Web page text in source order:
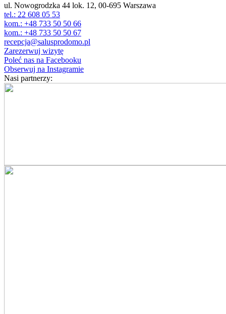
ul. Nowogrodzka 44 lok. 12, 00-695 Warszawa
tel.: 22 608 05 53
kom.: +48 733 50 50 66
kom.: +48 733 50 50 67
recepcja@salusprodomo.pl
Zarezerwuj wizytę
Poleć nas na Facebooku
Obserwuj na Instagramie
Nasi partnerzy: